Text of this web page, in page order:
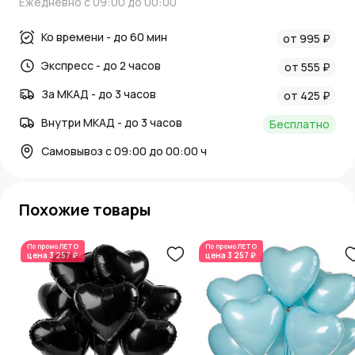
Ко времени - до 60 мин
от 995 ₽
Экспресс - до 2 часов
от 555 ₽
За МКАД - до 3 часов
от 425 ₽
Внутри МКАД - до 3 часов
Бесплатно
Самовывоз с 09:00 до 00:00 ч
Похожие товары
По промоЛЕТО
цена 3 257 ₽
По промоЛЕТО
цена 3 257 ₽